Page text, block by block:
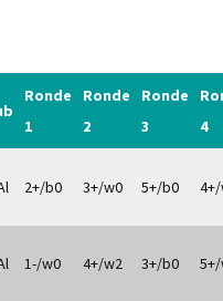
Ronde
1
Ronde
2
Ronde
3
4
2+/b0 3+/w0 5+/b0
1-/w0 4+/w2 3+/b0